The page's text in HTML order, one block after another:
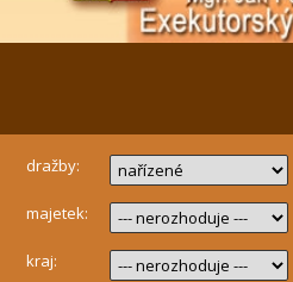
dražby:
majetek:
kraj: